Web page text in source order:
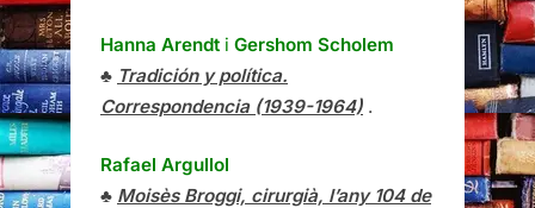
Hanna Arendt i Gershom Scholem
♣ Tradición y política.
Correspondencia (1939-1964) .
Rafael Argullol
♣ Moisès Broggi, cirurgià, l’any 104 de